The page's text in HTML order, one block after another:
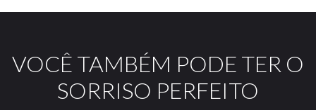
VOCÊ TAMBÉM PODE TER O
SORRISO PERFEITO